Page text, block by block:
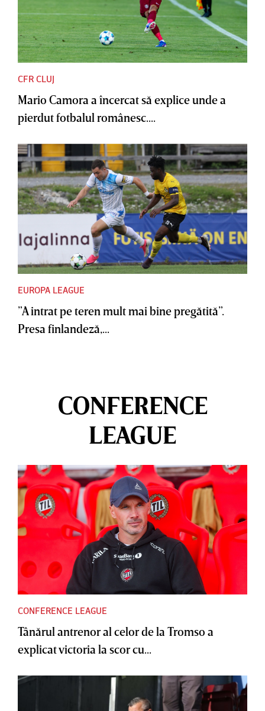
CFR CLUJ
Mario Camora a încercat să explice unde a
pierdut fotbalul românesc....
EUROPA LEAGUE
”A intrat pe teren mult mai bine pregătită”.
Presa finlandeză,...
CONFERENCE
LEAGUE
CONFERENCE LEAGUE
Tânărul antrenor al celor de la Tromso a
explicat victoria la scor cu...